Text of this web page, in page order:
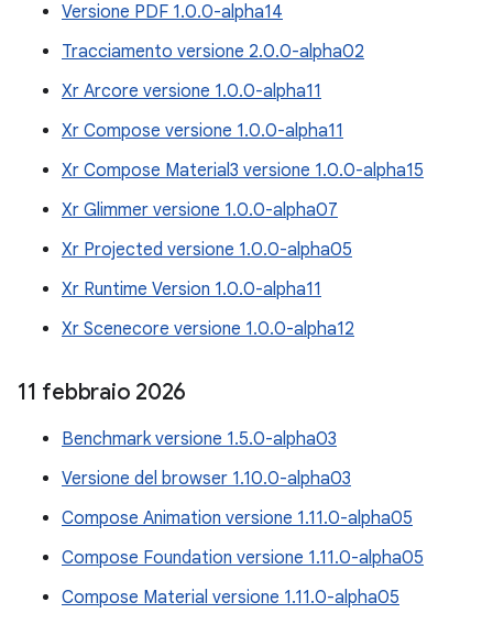
Versione PDF 1.0.0-alpha14
Tracciamento versione 2.0.0-alpha02
Xr Arcore versione 1.0.0-alpha11
Xr Compose versione 1.0.0-alpha11
Xr Compose Material3 versione 1.0.0-alpha15
Xr Glimmer versione 1.0.0-alpha07
Xr Projected versione 1.0.0-alpha05
Xr Runtime Version 1.0.0-alpha11
Xr Scenecore versione 1.0.0-alpha12
11 febbraio 2026
Benchmark versione 1.5.0-alpha03
Versione del browser 1.10.0-alpha03
Compose Animation versione 1.11.0-alpha05
Compose Foundation versione 1.11.0-alpha05
Compose Material versione 1.11.0-alpha05